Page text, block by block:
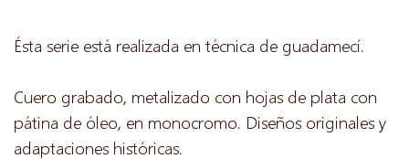
Ésta serie está realizada en técnica de guadamecí.
Cuero grabado, metalizado con hojas de plata con
pátina de óleo, en monocromo. Diseños originales y
adaptaciones históricas.